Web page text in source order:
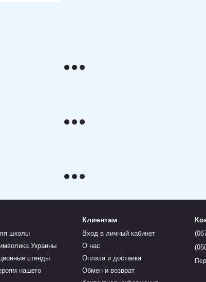
школы
Украины
стенды
нашего
Клиентам
Вход в личный кабинет
О нас
Оплата и доставка
Обмен и возврат